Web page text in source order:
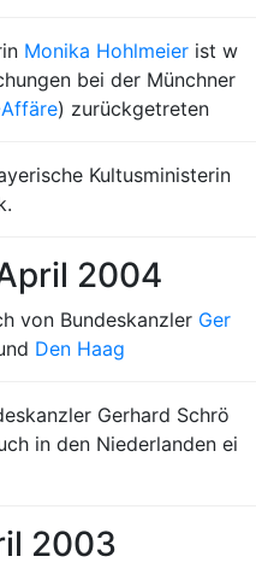
Monika Hohlmeier ist w
bei der Münchner
) zurückgetreten
Kultusministerin
2004
von Bundeskanzler Ger
Den Haag
Gerhard Schrö
in den Niederlanden ei
2003